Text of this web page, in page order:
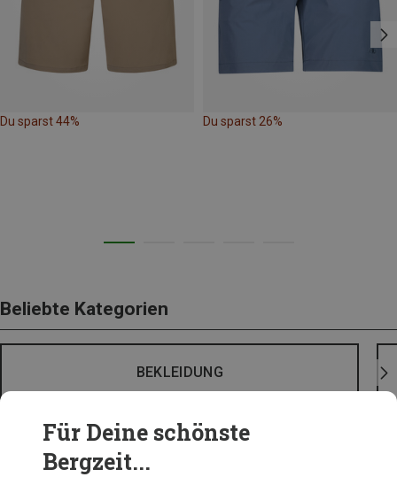
Du sparst 44% Du sparst 26%
Beliebte Kategorien
BEKLEIDUNG
Für Deine schönste
Bergzeit...